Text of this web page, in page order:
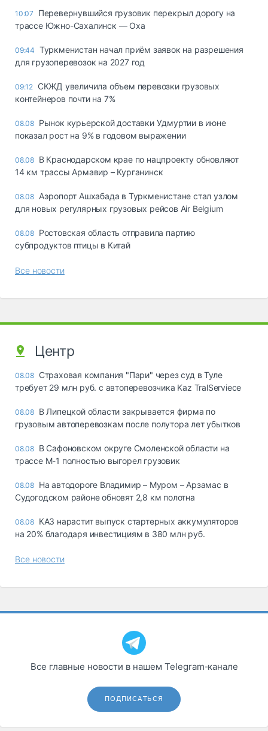
10:07
Перевернувшийся грузовик перекрыл дорогу на
трассе Южно-Сахалинск — Оха
09:44 Туркменистан начал приём заявок на разрешения
для грузоперевозок на 2027 год
09:12 СКЖД увеличила объем перевозки грузовых
контейнеров почти на 7%
08.08 Рынок курьерской доставки Удмуртии в июне
показал рост на 9% в годовом выражении
08.08 В Краснодарском крае по нацпроекту обновляют
14 км трассы Армавир – Курганинск
08.08 Аэропорт Ашхабада в Туркменистане стал узлом
для новых регулярных грузовых рейсов Air Belgium
08.08 Ростовская область отправила партию
субпродуктов птицы в Китай
Все новости
Центр
08.08 Страховая компания "Пари" через суд в Туле
требует 29 млн руб. с автоперевозчика Kaz TralServiece
08.08 В Липецкой области закрывается фирма по
грузовым автоперевозкам после полутора лет убытков
08.08 В Сафоновском округе Смоленской области на
трассе М-1 полностью выгорел грузовик
08.08 На автодороге Владимир – Муром – Арзамас в
Судогодском районе обновят 2,8 км полотна
08.08 КАЗ нарастит выпуск стартерных аккумуляторов
на 20% благодаря инвестициям в 380 млн руб.
Все новости
Все главные новости в нашем Telegram‑канале
ПОДПИСАТЬСЯ